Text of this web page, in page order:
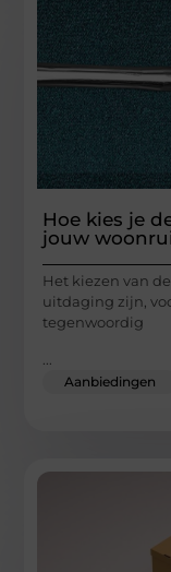
Hoe kies je
jouw
Het kiezen van
uitdaging zijn,
tegenwoordig
Aanbiedingen